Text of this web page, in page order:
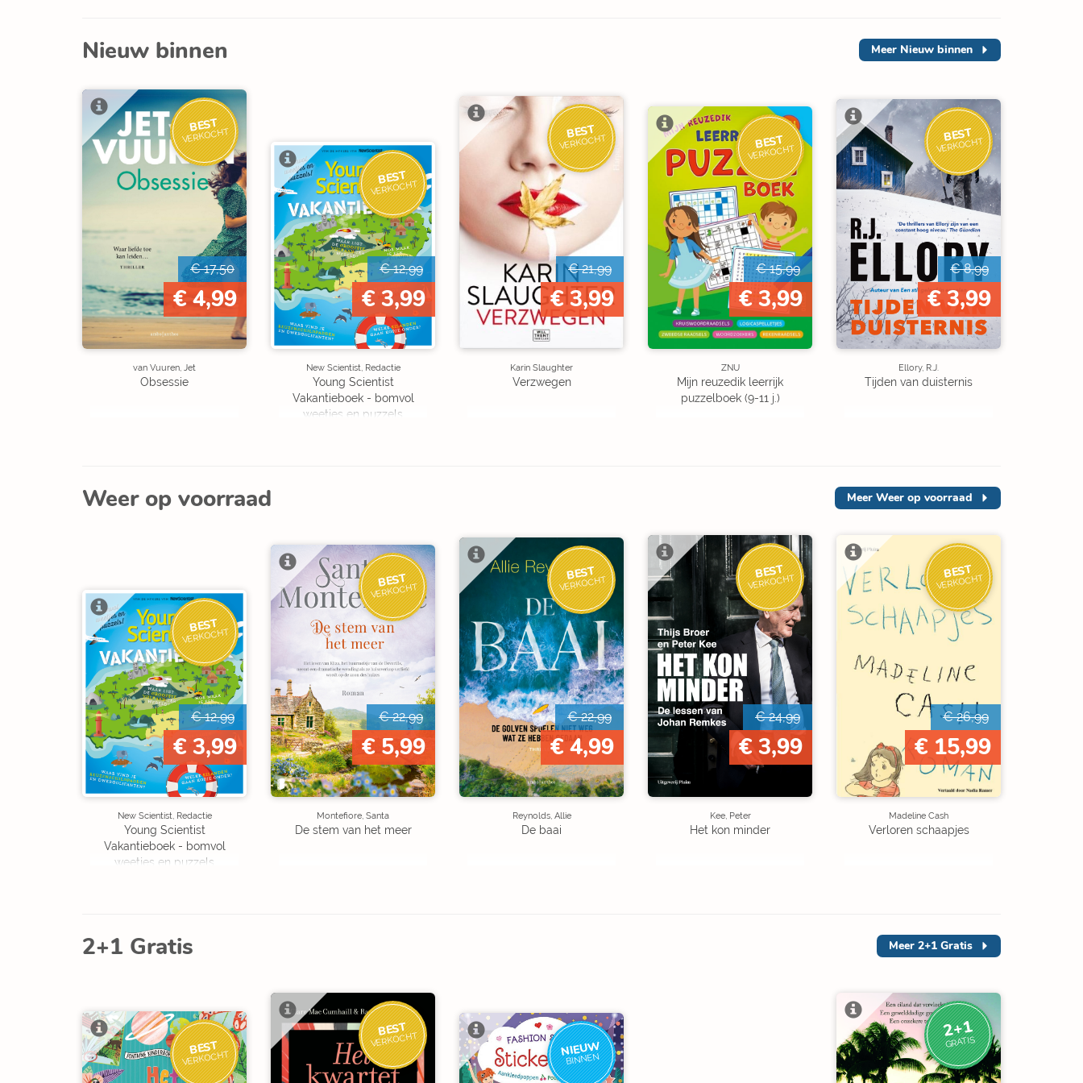
Nieuw binnen Meer Nieuw binnen
BEST
VERKOCHT
€ 17,50
€ 4,99
van Vuuren, Jet
Obsessie
BEST
VERKOCHT
€ 12,99
€ 3,99
New Scientist, Redactie
Young Scientist
Vakantieboek - bomvol
weetjes en puzzels
BEST
VERKOCHT
€ 21,99
€ 3,99
Karin Slaughter
Verzwegen
BEST
VERKOCHT
€ 15,99
€ 3,99
ZNU
Mijn reuzedik leerrijk
puzzelboek (9-11 j.)
BEST
VERKOCHT
€ 8,99
€ 3,99
Ellory, R.J.
Tijden van duisternis
Weer op voorraad Meer Weer op voorraad
BEST
VERKOCHT
€ 12,99
€ 3,99
New Scientist, Redactie
Young Scientist
Vakantieboek - bomvol
weetjes en puzzels
BEST
VERKOCHT
€ 22,99
€ 5,99
Montefiore, Santa
De stem van het meer
BEST
VERKOCHT
€ 22,99
€ 4,99
Reynolds, Allie
De baai
BEST
VERKOCHT
€ 24,99
€ 3,99
Kee, Peter
Het kon minder
BEST
VERKOCHT
€ 26,99
€ 15,99
Madeline Cash
Verloren schaapjes
2+1 Gratis Meer 2+1 Gratis
BEST
VERKOCHT
BEST
VERKOCHT NIEUW
BINNEN
2+1
GRATIS